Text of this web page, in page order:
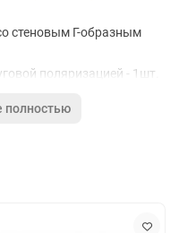
стеновым Г-образным
поляризацией - 1шт.
- 10м.
полностью